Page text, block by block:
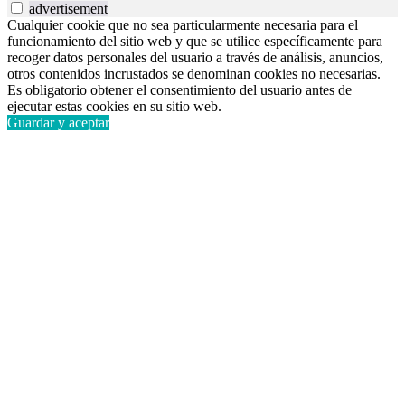
advertisement
Cualquier cookie que no sea particularmente necesaria para el
funcionamiento del sitio web y que se utilice específicamente para
recoger datos personales del usuario a través de análisis, anuncios,
otros contenidos incrustados se denominan cookies no necesarias.
Es obligatorio obtener el consentimiento del usuario antes de
ejecutar estas cookies en su sitio web.
Guardar y aceptar